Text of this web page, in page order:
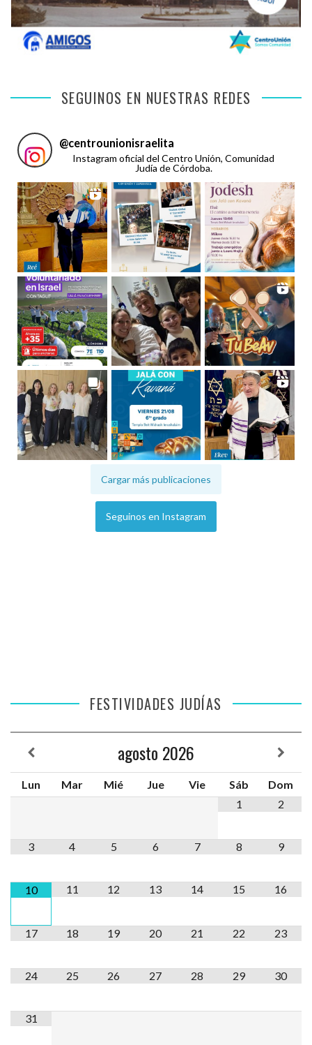
SEGUINOS EN NUESTRAS REDES
@centrounionisraelita
Instagram oficial del Centro Unión, Comunidad
Judía de Córdoba.
Cargar más publicaciones
Seguinos en Instagram
FESTIVIDADES JUDÍAS
agosto 2026
Lun Mar Mié Jue Vie Sáb
Dom
1
2
3 4 5 6 7 8 9
10 11 12 13 14 15 16
17 18 19 20 21 22 23
24 25 26 27 28 29 30
31